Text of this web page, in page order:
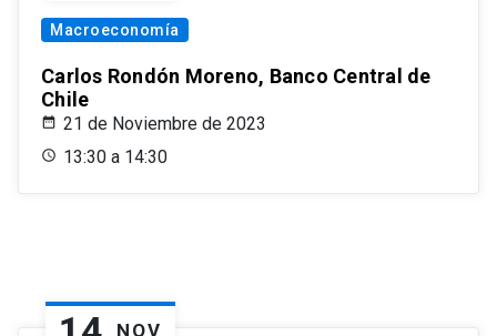
Macroeconomía
Carlos Rondón Moreno, Banco Central de
Chile
21 de Noviembre de 2023
13:30 a 14:30
NOV